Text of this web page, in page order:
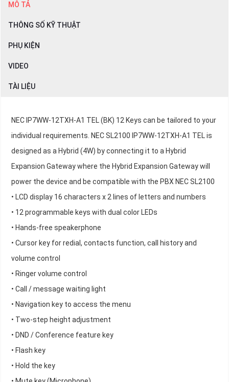
MÔ TẢ
THÔNG SỐ KỸ THUẬT
PHỤ KIỆN
VIDEO
TÀI LIỆU
NEC IP7WW-12TXH-A1 TEL (BK) 12 Keys can be tailored to your
individual requirements. NEC SL2100 IP7WW-12TXH-A1 TEL is
designed as a Hybrid (4W) by connecting it to a Hybrid
Expansion Gateway where the Hybrid Expansion Gateway will
power the device and be compatible with the PBX NEC SL2100
• LCD display 16 characters x 2 lines of letters and numbers
• 12 programmable keys with dual color LEDs
• Hands-free speakerphone
• Cursor key for redial, contacts function, call history and
volume control
• Ringer volume control
• Call / message waiting light
• Navigation key to access the menu
• Two-step height adjustment
• DND / Conference feature key
• Flash key
• Hold the key